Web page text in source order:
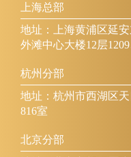
上海总部
地址：上海黄浦区延
外滩中心大楼12层
杭州分部
地址：杭州市西湖区
816室
北京分部